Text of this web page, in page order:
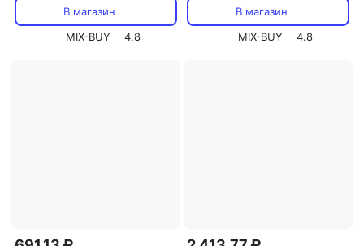
Jazzway (5009547), цена за 1
шт.
В магазин
MIX-BUY
4.8
В магазин
MIX-BUY
4.8